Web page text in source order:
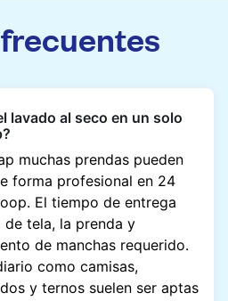
lavado al seco en un solo
muchas prendas pueden
forma profesional en 24
El tiempo de entrega
tela, la prenda y
de manchas requerido.
como camisas,
y ternos suelen ser aptas